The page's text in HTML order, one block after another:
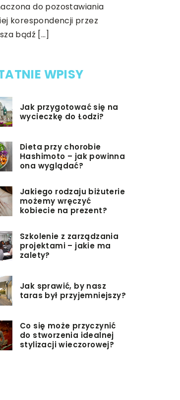
do pozostawiania
korespondencji przez
bądź […]
WPISY
Jak przygotować się na
wycieczkę do Łodzi?
Dieta przy chorobie
Hashimoto – jak powinna
ona wyglądać?
Jakiego rodzaju biżuterie
możemy wręczyć
kobiecie na prezent?
Szkolenie z zarządzania
projektami – jakie ma
zalety?
Jak sprawić, by nasz
taras był przyjemniejszy?
Co się może przyczynić
do stworzenia idealnej
stylizacji wieczorowej?